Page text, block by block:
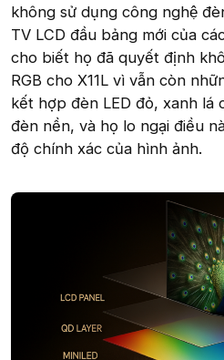
không sử dụng công nghệ
TV LCD đầu bảng mới của
cho biết họ đã quyết định
RGB cho X11L vì vẫn còn
kết hợp đèn LED đỏ, xanh lá
đèn nền, và họ lo ngại điều
độ chính xác của hình ảnh.